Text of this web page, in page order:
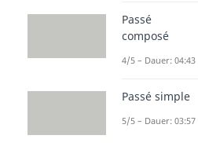
Passé
composé
4/5 – Dauer: 04:43
Passé simple
5/5 – Dauer: 03:57